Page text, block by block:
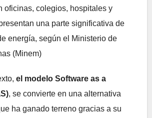
oficinas, colegios, hospitales y
una parte significativa de
energía, según el Ministerio de
(Minem)
el modelo Software as a
, se convierte en una alternativa
ha ganado terreno gracias a su